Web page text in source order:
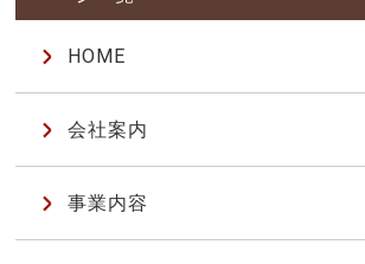
HOME
会社案内
事業内容